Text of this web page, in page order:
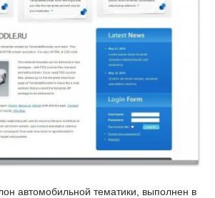
автомобильной тематики, выполнен в